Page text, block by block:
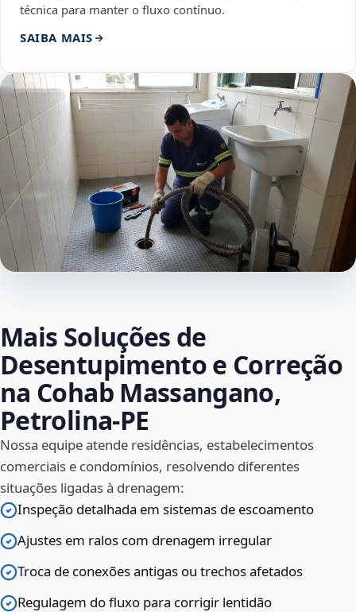
técnica para manter o fluxo contínuo.
SAIBA MAIS
Mais Soluções de
Desentupimento e Correção
na Cohab Massangano,
Petrolina‑PE
Nossa equipe atende residências, estabelecimentos
comerciais e condomínios, resolvendo diferentes
situações ligadas à drenagem:
Inspeção detalhada em sistemas de escoamento
Ajustes em ralos com drenagem irregular
Troca de conexões antigas ou trechos afetados
Regulagem do fluxo para corrigir lentidão